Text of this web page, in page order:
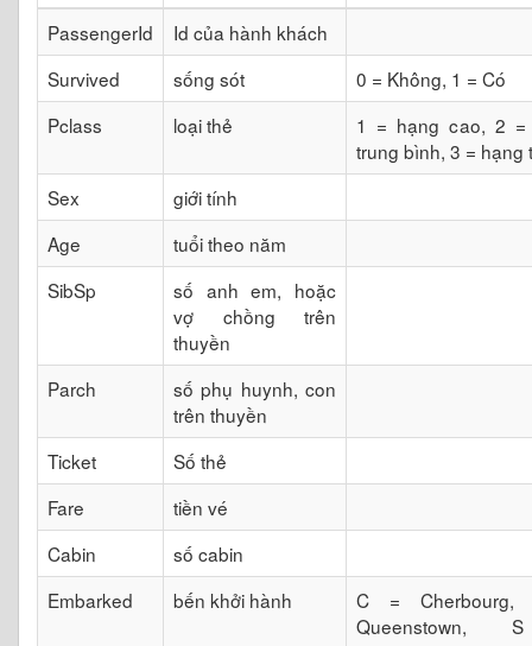
PassengerId
Id của hành khách
Survived
sống sót
0 = Không, 1 = Có
Pclass
loại thẻ
1 = hạng cao, 2 =
trung bình, 3 = hạng
Sex
giới tính
Age
tuổi theo năm
SibSp
số anh em, hoặc
vợ chồng trên
thuyền
Parch
số phụ huynh, con
trên thuyền
Ticket
Số thẻ
Fare
tiền vé
Cabin
số cabin
Embarked
bến khởi hành
C =
Queenstown,